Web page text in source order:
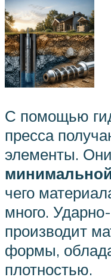
С помощью
пресса
элементы. Они
чего
много.
производит
формы,
плотностью.